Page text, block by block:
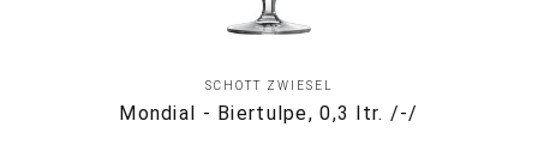
SCHOTT ZWIESEL
Mondial - Biertulpe, 0,3 ltr. /-/